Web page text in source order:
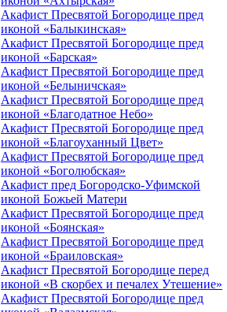
Акафист Пресвятой Богородице пред
иконой «Балыкинская»
Акафист Пресвятой Богородице пред
иконой «Барская»
Акафист Пресвятой Богородице пред
иконой «Белыничская»
Акафист Пресвятой Богородице пред
иконой «Благодатное Небо»
Акафист Пресвятой Богородице пред
иконой «Благоуханный Цвет»
Акафист Пресвятой Богородице пред
иконой «Боголюбская»
Акафист пред Богородско-Уфимской
иконой Божьей Матери
Акафист Пресвятой Богородице пред
иконой «Боянская»
Акафист Пресвятой Богородице пред
иконой «Браиловская»
Акафист Пресвятой Богородице перед
иконой «В скорбех и печалех Утешение»
Акафист Пресвятой Богородице пред